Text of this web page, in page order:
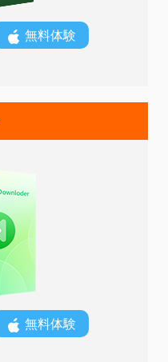
無料体験
無料体験